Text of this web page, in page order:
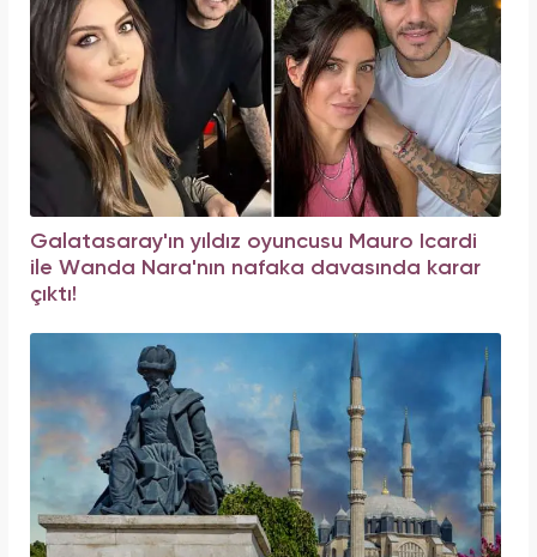
Galatasaray'ın yıldız oyuncusu Mauro Icardi
ile Wanda Nara'nın nafaka davasında karar
çıktı!